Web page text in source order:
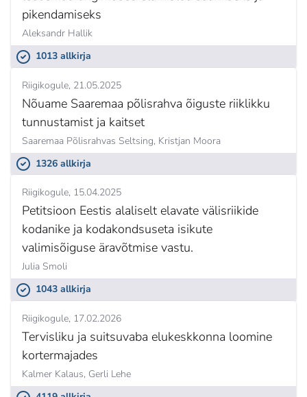
pikendamiseks
Aleksandr Hallik
1013 allkirja
Riigikogule 21.05.2025
Nõuame Saaremaa põlisrahva õiguste riiklikku
tunnustamist ja kaitset
Saaremaa Põlisrahvas Seltsing, Kristjan Moora
1326 allkirja
Riigikogule 15.04.2025
Petitsioon Eestis alaliselt elavate välisriikide
kodanike ja kodakondsuseta isikute
valimisõiguse äravõtmise vastu.
Julia Smoli
1043 allkirja
Riigikogule 17.02.2026
Tervisliku ja suitsuvaba elukeskkonna loomine
kortermajades
Kalmer Kalaus, Gerli Lehe